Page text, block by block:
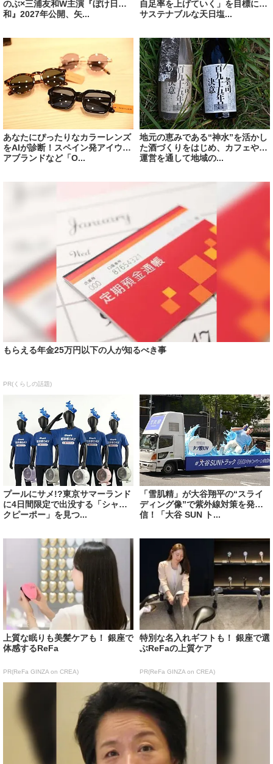
のぶ×三浦友和W主演『ぼけ日
和』2027年公開、矢...
自足率を上げていく」を目標に、
サステナブルな天日塩...
あなたにぴったりなカラーレンズ
をAIが診断！スペイン発アイウェ
アブランドなど「O...
地元の恵みである“神水”を活かし
た酒づくりをはじめ、カフェや宿
運営を通して地域の...
もらえる年金25万円以下の人が知るべき事
PR(くらしの話題)
プールにサメ!?東京サマーランド
に4日間限定で出没する「シャー
クピーポー」を見つ...
「雪肌精」が大谷翔平の“スライ
ディング像”で紫外線対策を発
信！「大谷 SUN ト...
上質な眠りも美髪ケアも！ 銀座で
体感するReFa
PR(ReFa GINZA on CREA)
特別な名入れギフトも！ 銀座で選
ぶReFaの上質ケア
PR(ReFa GINZA on CREA)